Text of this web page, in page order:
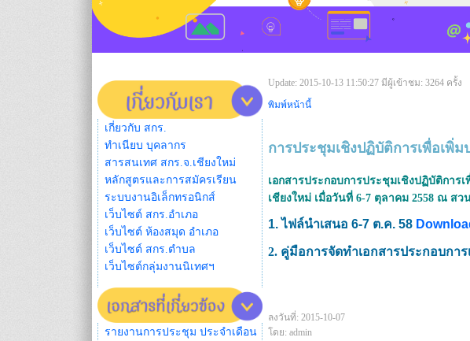
เกี่ยวกับ สกร.
ทำเนียบ บุคลากร
สารสนเทศ สกร.จ.เชียงใหม่
หลักสูตรและการสมัครเรียน
ระบบงานอิเล็กทรอนิกส์
เว็บไซต์ สกร.อำเภอ
เว็บไซต์ ห้องสมุด อำเภอ
เว็บไซต์ สกร.ตำบล
เว็บไซต์กลุ่มงานนิเทศฯ
รายงานการประชุม ประจำเดือน
Update: 2015-10-13 11:50:27 มีผู้เข้าชม: 3264 ครั้ง
พิมพ์หน้านี้
การประชุมเชิงปฏิบัติการเพื่อเพิ่
เอกสารประกอบการประชุมเชิงปฏิบัติกา
เชียงใหม่ เมื่อวันที่ 6-7 ตุลาคม 2558 ณ ส
1. ไฟล์นำเสนอ 6-7 ต.ค. 58
2. คู่มือการจัดทำเอกสารประกอบการ
ลงวันที่: 2015-10-07
โดย: admin